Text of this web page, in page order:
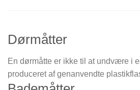
Dørmåtter
En dørmåtte er ikke til at undvære i
produceret af genanvendte